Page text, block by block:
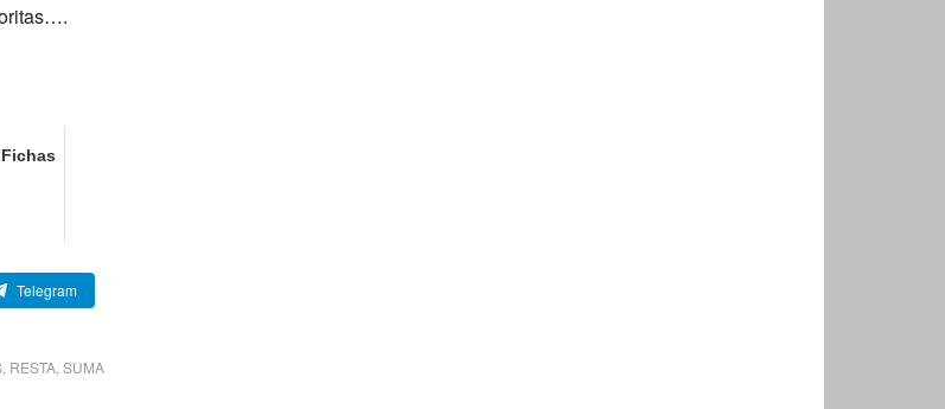
Telegram
RESTA SUMA